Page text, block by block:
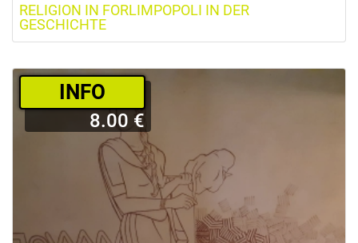
RELIGION IN FORLIMPOPOLI IN DER
GESCHICHTE
­INFO
8.00 €